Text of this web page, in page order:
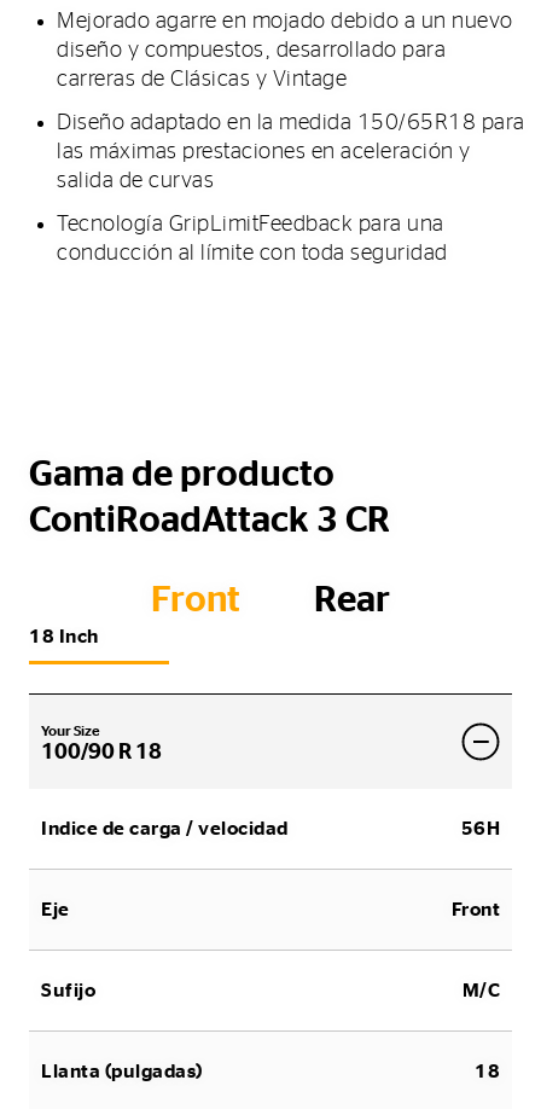
Mejorado agarre en mojado debido a un nuevo
diseño y compuestos, desarrollado para
carreras de Clásicas y Vintage
Diseño adaptado en la medida 150/65R18 para
las máximas prestaciones en aceleración y
salida de curvas
Tecnología GripLimitFeedback para una
conducción al límite con toda seguridad
Gama de producto
ContiRoadAttack 3 CR
Front Rear
18 Inch
Your Size
100/90 R 18
Indice de carga / velocidad 56H
Eje Front
Sufijo M/C
Llanta (pulgadas) 18